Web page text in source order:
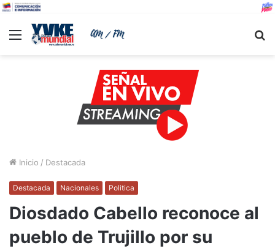
Menu
Inicio / Destacada
Destacada Nacionales Politica
Diosdado Cabello reconoce al
pueblo de Trujillo por su